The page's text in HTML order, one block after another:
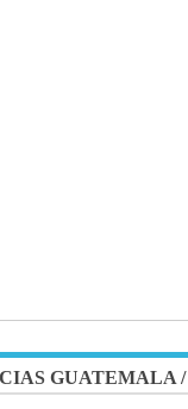
GUATEMALA /